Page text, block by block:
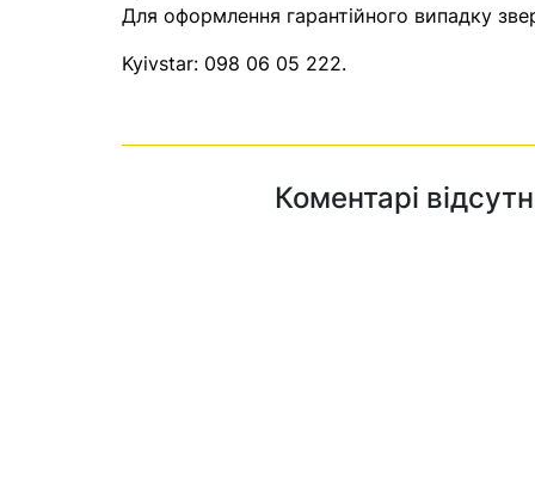
Для оформлення гарантійного випадку
Kyivstar: 098 06 05 222.
Коментарі